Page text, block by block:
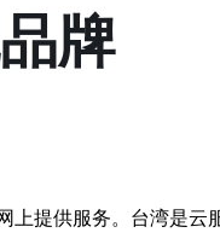
牌
提供服务。台湾是云